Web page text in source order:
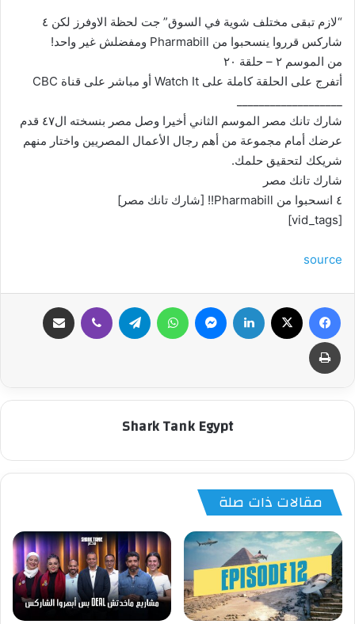
“لازم تبقى مختلف شوية في السوق” جت لحظة الاوفرز لكن ٤
شاركس قرروا ينسحبوا من Pharmabill ومفضلش غير واحد!
من الموسم ٢ – حلقة ٢٠
أتفرج على الحلقة كاملة على Watch It أو مباشر على قناة CBC
شارك تانك مصر الموسم الثاني أخيرا وصل مصر بنسخته ال٤٧ قدم
عرضك أمام مجموعة من أهم رجال الأعمال المصريين واختار منهم
شريكك لتحقيق حلمك.
شارك تانك مصر
٤ انسحبوا من Pharmabill!! [شارك تانك مصر]
[vid_tags]
source
فيسبوك لينكدإن ماسنجر واتساب تيلقرام ڤايبر
طباعة
Shark Tank Egypt
مقالات ذات صلة